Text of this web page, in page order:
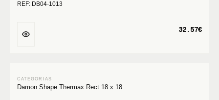
REF: DB04-1013
32.57€
Damon Shape Thermax Rect 18 x 18